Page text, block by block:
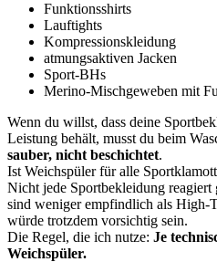
Funktionsshirts
Lauftights
Kompressionskleidung
atmungsaktiven Jacken
Sport-BHs
Merino-Mischgeweben mit
Wenn du willst, dass deine
Leistung behält, musst du beim
sauber, nicht beschichtet.
Ist Weichspüler für alle
Nicht jede Sportbekleidung
sind weniger empfindlich als High-
würde trotzdem vorsichtig sein.
Die Regel, die ich nutze: Je
Weichspüler.